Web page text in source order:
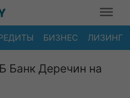
БИЗНЕС ЛИЗИНГ
Банк Деречин на